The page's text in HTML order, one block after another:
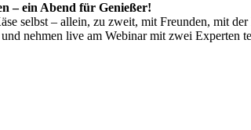
– ein Abend für Genießer!
selbst – allein, zu zweit, mit Freunden, mit
nehmen live am Webinar mit zwei Experten